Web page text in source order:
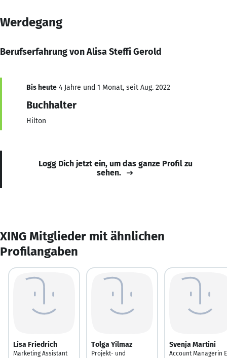
Werdegang
Berufserfahrung von Alisa Steffi Gerold
Bis heute 4 Jahre und 1 Monat, seit Aug. 2022
Buchhalter
Hilton
Logg Dich jetzt ein, um das ganze Profil zu
sehen.
XING Mitglieder mit ähnlichen
Profilangaben
Lisa Friedrich
Marketing Assistant
Tolga Yilmaz
Projekt- und
Svenja Martini
Account Managerin